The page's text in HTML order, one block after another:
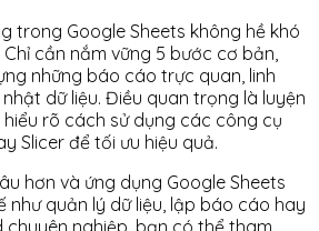
trong Google Sheets không hề khó
Chỉ cần nắm vững 5 bước cơ bản,
những báo cáo trực quan, linh
dữ liệu. Điều quan trọng là luyện
rõ cách sử dụng các công cụ
Slicer để tối ưu hiệu quả.
hơn và ứng dụng Google Sheets
như quản lý dữ liệu, lập báo cáo hay